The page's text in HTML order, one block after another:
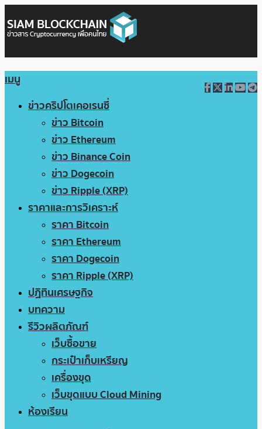
เมนู
ข่าวคริปโตเคอเรนซี่
ข่าว Bitcoin
ข่าว Ethereum
ข่าว Binance Coin
ข่าว Dogecoin
ข่าว Ripple (XRP)
ราคาและการวิเคราะห์
ราคา Bitcoin
ราคา Ethereum
ราคา Dogecoin
ราคา Ripple (XRP)
ปฏิทินเศรษฐกิจ
บทความ
รีวิวผลิตภัณฑ์
เว็บซื้อขาย
กระเป๋าเก็บเหรียญ
เครื่องขุด
เว็บขุดแบบ Cloud Mining
ห้องเรียน